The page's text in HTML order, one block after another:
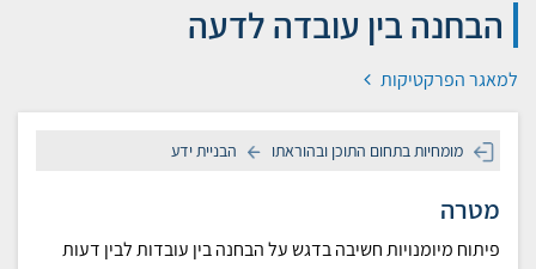
הבחנה בין עובדה לדעה
למאגר הפרקטיקות
מומחיות בתחום התוכן ובהוראתו הבניית ידע
מטרה
פיתוח מיומנויות חשיבה בדגש על הבחנה בין עובדות לבין דעות